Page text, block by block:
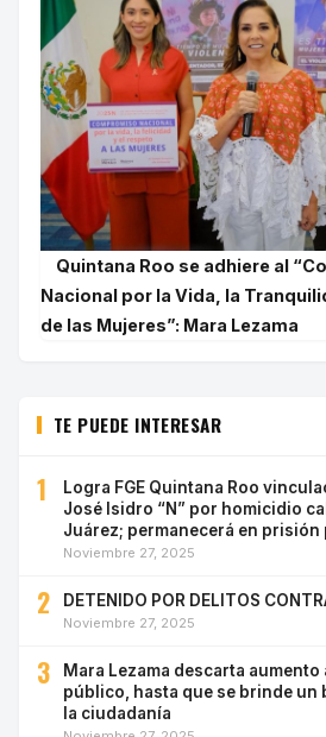
Quintana Roo se adhiere al
Nacional por la Vida, la
de las Mujeres”: Mara Lezama
TE PUEDE INTERESAR
1
Logra FGE Quintana Roo
José Isidro “N” por homicidio
Juárez; permanecerá en prisión
Noviembre 27, 2025
2 DETENIDO POR DELITOS
Noviembre 27, 2025
3
Mara Lezama descarta
público, hasta que se brinde un
la ciudadanía